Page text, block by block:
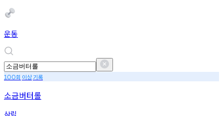
운동
100회 이상기록
소금버터롤
삼립